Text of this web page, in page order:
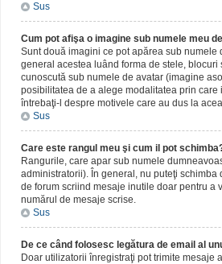
Sus
Cum pot afişa o imagine sub numele meu
Sunt două imagini ce pot apărea sub
general acestea luând forma de stele,
cunoscută sub numele de avatar (imagine
posibilitatea de a alege modalitatea prin
întrebaţi-l despre motivele care au dus la
Sus
Care este rangul meu şi cum il pot
Rangurile, care apar sub numele
administratorii). În general, nu puteţi
de forum scriind mesaje inutile doar pentru a
numărul de mesaje scrise.
Sus
De ce când folosesc legătura de email al
Doar utilizatorii înregistraţi pot trimite mesaje